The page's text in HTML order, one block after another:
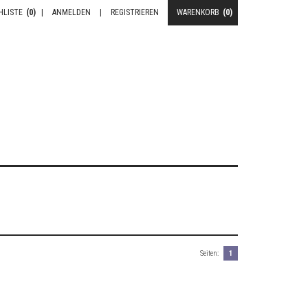
WARENKORB (0)
REGISTRIEREN
ANMELDEN
(0)
Seiten: 1